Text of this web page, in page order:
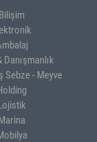
Bilişim
Danışmanlık
Sebze - Meyve